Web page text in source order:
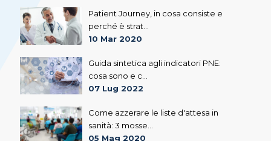
Patient Journey, in cosa consiste e
perché è strat...
10 Mar 2020
Guida sintetica agli indicatori PNE:
cosa sono e c...
07 Lug 2022
Come azzerare le liste d'attesa in
sanità: 3 mosse...
05 Mag 2020